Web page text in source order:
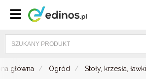
główna Ogród Stoły, krzesła, ławki